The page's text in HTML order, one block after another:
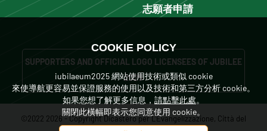
志願者申請
SUPPORTERS AND OFFICIAL LOGO LICENSEES OF JUBILEE
2025
©2022 2026 - Copyright Dicastero per L'Evangelizzazione, Città del
COOKIE POLICY
iubilaeum2025 網站使用技術或類似 cookie
來使導航更容易並保證服務的使用以及技術和第三方分析 cookie。
如果您想了解更多信息， 請點擊此處。
關閉此橫幅即表示您同意使用 cookie。